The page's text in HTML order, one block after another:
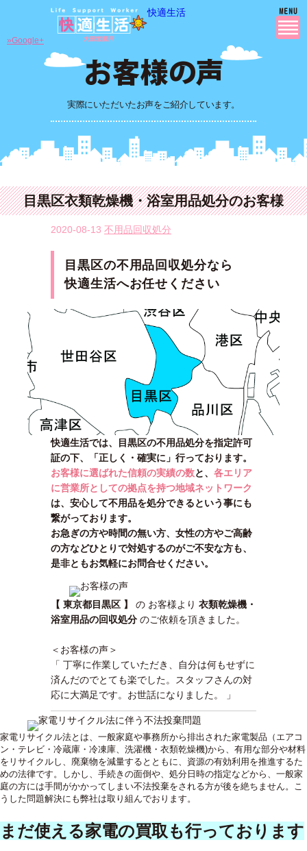
快適生活
実際にいただいたお声をご紹介しています。
»Google+
目黒区衣類乾燥機・浴室用品処分のお客様
2020-08-13 不用品回収処分
目黒区の不用品回収処分なら
快適生活へお任せください
快適生活では、目黒区の不用品処分を指定許可
証の下、「正しく・確実に」行っております。
お客様に選ばれた信頼の実績の数と、 各エリア
に営業所としての拠点を持つ地域ネットワーク
は、安心して不用品を処分できるという事にも
繋がっております。
お急ぎの方や時間の無い方、女性の方やご高齢
の方などひとりで対処するのがご不安な方も、
是非ともお気軽にお問合せください。
【 東京都目黒区 】 の お客様より 衣類乾燥機・
浴室用品の回収処分 のご依頼を頂きました。
＜お客様の声＞
「 丁寧に作業していただき、自分は何もせずに
済んだのでとても楽でした。スタッフさんの対
応に大満足です。お世話になりました。 」
家電リサイクル法とは、一般家庭や事務所から排出された家電製品（エアコ
ン・テレビ・冷蔵庫・冷凍庫、洗濯機・衣類乾燥機)から、有用な部分や材料
をリサイクルし、廃棄物を減量するとともに、資源の有効利用を推進するた
めの法律です。しかし、手続きの面倒や、処分日時の指定などから、一般家
庭の方には手間がかかってしまい不法投棄をされる方が後を絶ちません。こ
うした問題解決にも弊社は取り組んでおります。
まだ使える家電の買取も行っております